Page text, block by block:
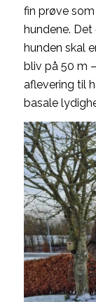
fin prøve
hundene.
hunden skal
bliv på 50 m
aflevering til
basale